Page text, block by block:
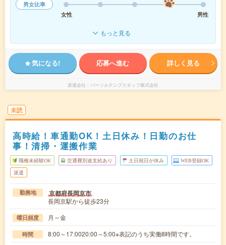
男女比率
女性
男性
もっと見る
気になる! 応募へ進む 詳しく見る
派遣会社 パーソルテンプスタッフ株式会社
未読
高時給！車通勤OK！土日休み！日勤のお仕
事！清掃・運搬作業
職種未経験OK 交通費別途支給あり 土日祝日が休み WEB登録OK
派遣
勤務地 京都府長岡京市
長岡京駅から徒歩23分
曜日頻度 月～金
時間 8:00～17:0020:00～5:00※表記のうち実働8時間です。